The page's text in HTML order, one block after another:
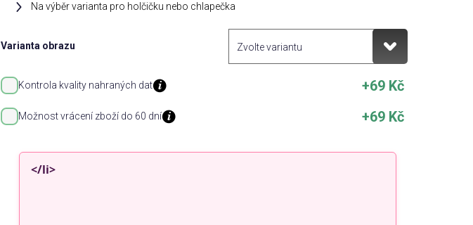
Na výběr varianta pro holčičku nebo chlapečka
Varianta obrazu
Kontrola kvality nahraných dat +69 Kč
Možnost vrácení zboží do 60 dní +69 Kč